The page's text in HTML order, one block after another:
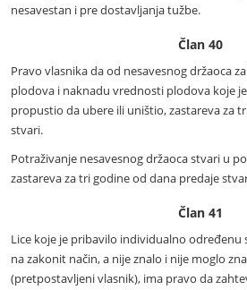
nesavestan i pre dostavljanja tužbe.
Član 40
Pravo vlasnika da od nesavesnog držaoca
plodova i naknadu vrednosti plodova koje
propustio da ubere ili uništio, zastareva za
stvari.
Potraživanje nesavesnog držaoca stvari u
zastareva za tri godine od dana predaje
Član 41
Lice koje je pribavilo individualno
na zakonit način, a nije znalo i nije moglo
(pretpostavljeni vlasnik), ima pravo da